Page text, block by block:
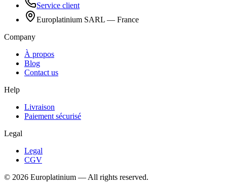
Service client
Europlatinium SARL — France
Company
À propos
Blog
Contact us
Help
Livraison
Paiement sécurisé
Legal
Legal
CGV
© 2026 Europlatinium — All rights reserved.